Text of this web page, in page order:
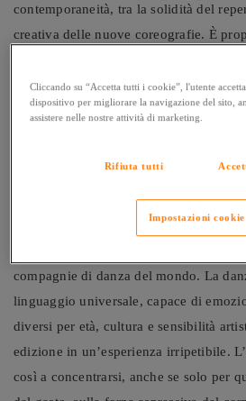
contemporaneità, tra la solidità del
creativa delle nuove coreografie. È
autentica: un progetto che non si limita
ma la racconta come forma d’arte
Il risultato è un format che ha saputo
mantenendo una forte identità,
interpreti e sulla capacità di selezionare
compagnie di danza del mondo. La
linguaggio universale, capace di
diversi per età, cultura e sensibilità
edizione in un’esperienza irripetibile.
così a concentrarsi, anche se solo per
Cliccando su “Accetta tutti i cookie”, l'utente
dispositivo per migliorare la navigazione del sito,
assistere nelle nostre attività di marketing.
Rifiuta tutti
Impostazioni cookie